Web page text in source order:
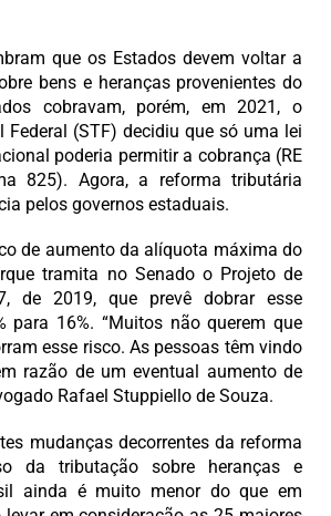
que os Estados devem voltar a
bens e heranças provenientes do
cobravam, porém, em 2021, o
Federal (STF) decidiu que só uma lei
poderia permitir a cobrança (RE
825). Agora, a reforma tributária
pelos governos estaduais.
de aumento da alíquota máxima do
tramita no Senado o Projeto de
de 2019, que prevê dobrar esse
para 16%. “Muitos não querem que
esse risco. As pessoas têm vindo
razão de um eventual aumento de
Rafael Stuppiello de Souza.
mudanças decorrentes da reforma
da tributação sobre heranças e
ainda é muito menor do que em